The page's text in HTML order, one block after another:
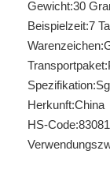
Gewicht:30
Beispielzeit:7
Warenzeichen:
Transportpaket:
Spezifikation:
Herkunft:China
HS-Code: